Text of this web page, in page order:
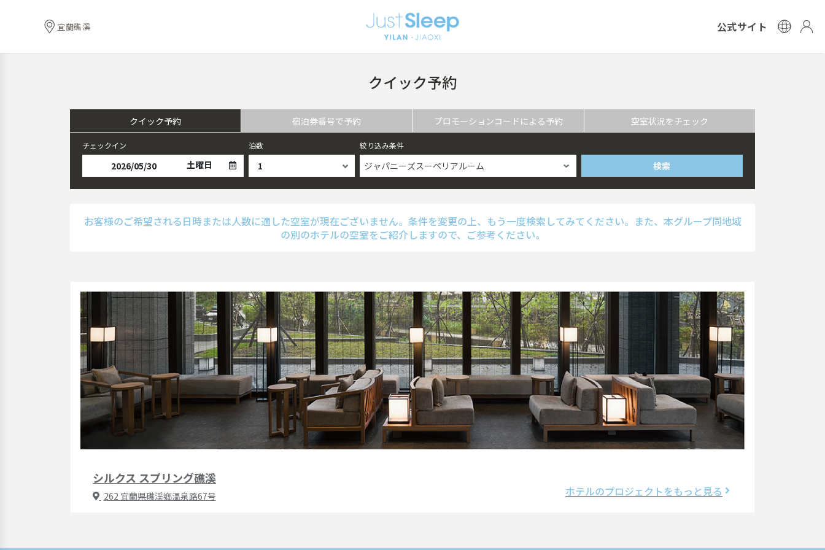
宜蘭礁溪 公式サイト
クイック予約
クイック予約 宿泊券番号で予約 プロモーションコードによる予約 空室状況をチェック
チェックイン
土曜日
泊数 絞り込み条件
ジャパニーズスーペリアルーム 検索
お客様のご希望される日時または人数に適した空室が現在ございません。条件を変更の上、もう一度検索してみてください。また、本グループ同地域
の別のホテルの空室をご紹介しますので、ご参考ください。
シルクス スプリング礁溪
262 宜蘭県礁渓鄉温泉路67号 ホテルのプロジェクトをもっと見る